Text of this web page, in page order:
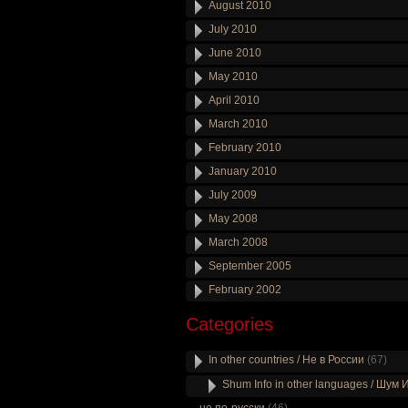
August 2010
July 2010
June 2010
May 2010
April 2010
March 2010
February 2010
January 2010
July 2009
May 2008
March 2008
September 2005
February 2002
Categories
In other countries / Не в России (67)
Shum Info in other languages / Шум